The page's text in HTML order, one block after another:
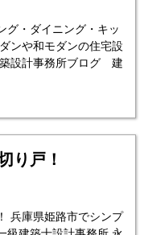
グ・ダイニング・キッ
ンや和モダンの住宅設
設計事務所ブログ 建
り戸！
兵庫県姫路市でシンプ